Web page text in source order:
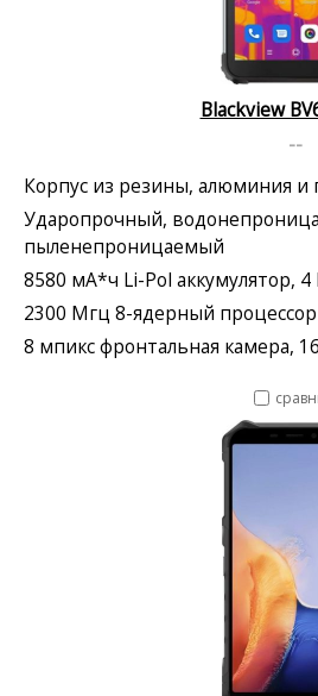
Blackview
--
Корпус из резины, алюминия и
Ударопрочный,
пыленепроницаемый
8580 мА*ч Li-Pol аккумулятор,
2300 Мгц 8-ядерный процессор
8 мпикс фронтальная камера,